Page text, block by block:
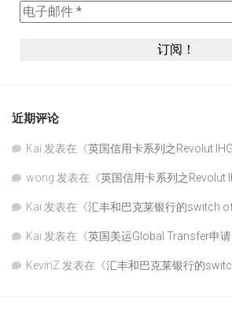
近期评论
Kai 发表在《英国信用卡系列之Revolut
wong 发表在《英国信用卡系列之Revolut
Kai 发表在《汇丰和巴克莱银行的switch
Kai 发表在《英国美运Global Transfer申
KevinZ 发表在《汇丰和巴克莱银行的